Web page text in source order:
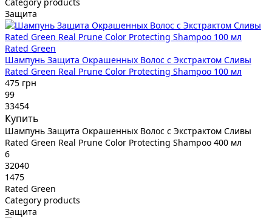
Защита
Rated Green
Шампунь Защита Окрашенных Волос с Экстрактом Сливы
Rated Green Real Prune Color Protecting Shampoo 100 мл
475 грн
99
33454
Купить
Шампунь Защита Окрашенных Волос с Экстрактом Сливы
Rated Green Real Prune Color Protecting Shampoo 400 мл
6
32040
1475
Rated Green
Category products
Защита